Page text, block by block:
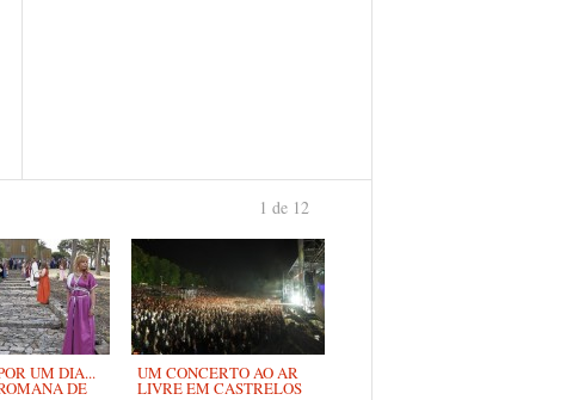
UM DIA...
DE
UM CONCERTO AO AR
LIVRE EM CASTRELOS
1 de 12